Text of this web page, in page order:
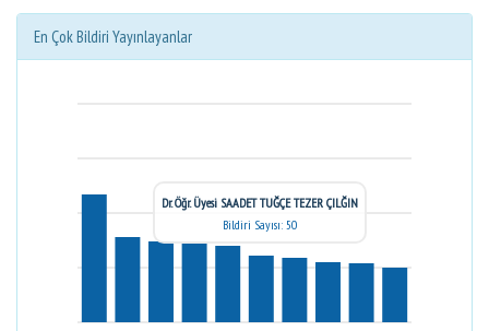
En Çok Bildiri Yayınlayanlar
Dr. Öğr. Üyesi SAADET TUĞÇE TEZER ÇILĞIN
Bildiri Sayısı: 50